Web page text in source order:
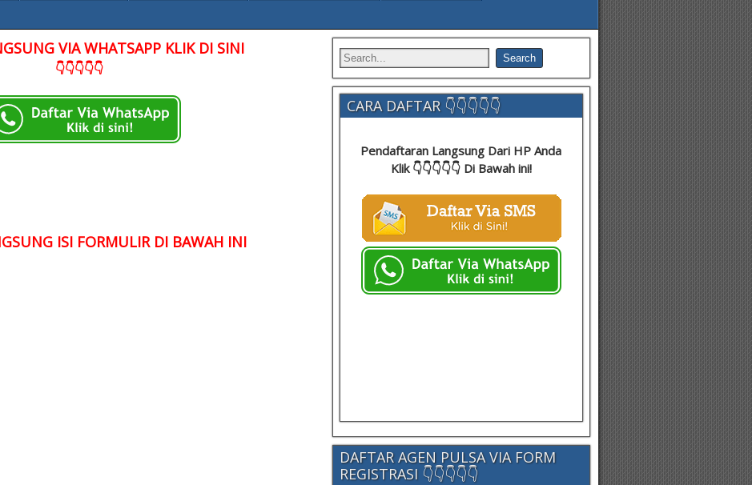
VIA WHATSAPP KLIK DI SINI
👇👇👇👇👇
ISI FORMULIR DI BAWAH INI
CARA DAFTAR 👇👇👇👇👇
Pendaftaran Langsung Dari HP Anda
Klik 👇👇👇👇👇 Di Bawah ini!
DAFTAR AGEN PULSA VIA FORM
REGISTRASI 👇👇👇👇👇